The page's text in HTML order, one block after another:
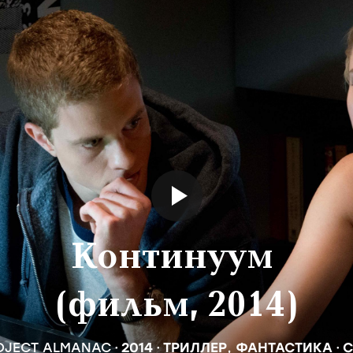
Континуум
(фильм, 2014)
ALMANAC 2014 ТРИЛЛЕР, ФАНТАСТИКА